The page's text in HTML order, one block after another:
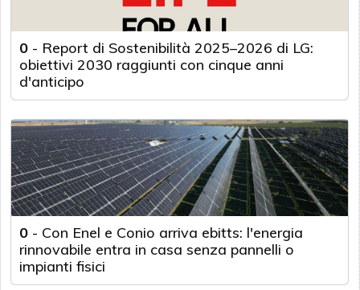
0 - Report di Sostenibilità 2025–2026 di LG:
obiettivi 2030 raggiunti con cinque anni
d'anticipo
0 - Con Enel e Conio arriva ebitts: l'energia
rinnovabile entra in casa senza pannelli o
impianti fisici